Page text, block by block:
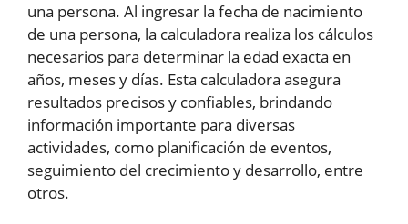
una persona. Al ingresar la fecha de nacimiento
de una persona, la calculadora realiza los cálculos
necesarios para determinar la edad exacta en
años, meses y días. Esta calculadora asegura
resultados precisos y confiables, brindando
información importante para diversas
actividades, como planificación de eventos,
seguimiento del crecimiento y desarrollo, entre
otros.